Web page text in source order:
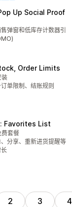
Up Social Proof
弹窗和低库存计数器引
Order Limits
装
单限制、结账规则
Favorites List
费套餐
分享、重新进货提醒等
2 3 4